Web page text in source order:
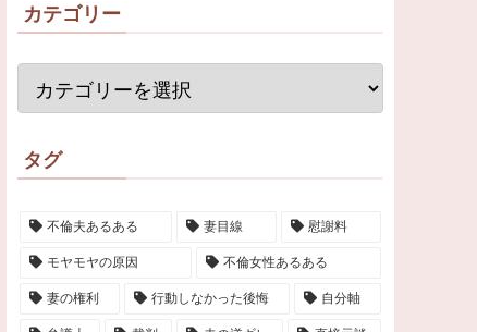
カテゴリー
タグ
不倫夫あるある 妻目線 慰謝料
モヤモヤの原因 不倫女性あるある
妻の権利 行動しなかった後悔 自分軸